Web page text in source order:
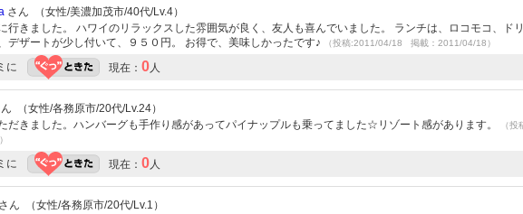
さん （女性/美濃加茂市/40代/Lv.4）
行きました。 ハワイのリラックスした雰囲気が良く、友人も喜んでいました。 ランチは、ロコモコ、ド
デザートが少し付いて、９５０円。 お得で、美味しかったです♪
（投稿:2011/04/18 掲載：2011/04/18）
に 現在： 0人
（女性/各務原市/20代/Lv.24）
だきました。ハンバーグも手作り感があってパイナップルも乗ってました☆リゾート感があります。
（
に 現在： 0人
さん （女性/各務原市/20代/Lv.1）